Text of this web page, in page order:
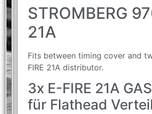
STROMBERG
21A
Fits between timing cover and
FIRE 21A distributor.
3x E-FIRE 21A
für Flathead